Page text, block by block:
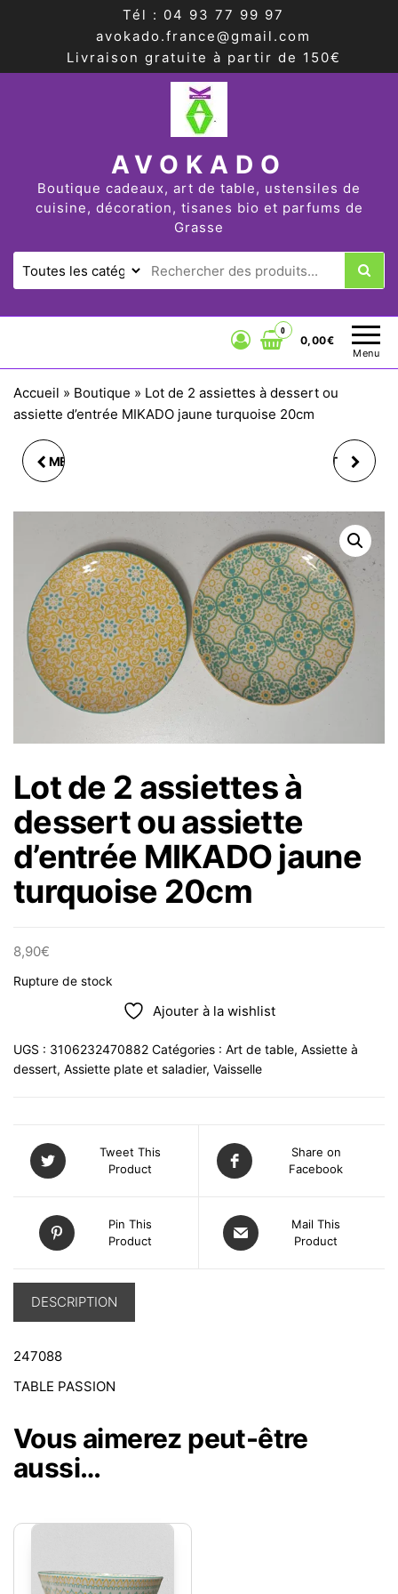
Tél : 04 93 77 99 97
avokado.france@gmail.com
Livraison gratuite à partir de 150€
AVOKADO
Boutique cadeaux, art de table, ustensiles de
cuisine, décoration, tisanes bio et parfums de
Grasse
Menu
0
0,00€
Accueil » Boutique » Lot de 2 assiettes à dessert ou
assiette d’entrée MIKADO jaune turquoise 20cm
MÉNAGÈRE COUVERTS
BI TON AVEC SUPPORT
ASSIETTE À DESSERT
Lot de 2 assiettes à
dessert ou assiette
d’entrée MIKADO jaune
turquoise 20cm
8,90€
Rupture de stock
Ajouter à la wishlist
UGS : 3106232470882 Catégories : Art de table, Assiette à
dessert, Assiette plate et saladier, Vaisselle
Tweet This
Product
Share on
Facebook
Pin This
Product
Mail This
Product
DESCRIPTION
247088
TABLE PASSION
Vous aimerez peut-être
aussi…